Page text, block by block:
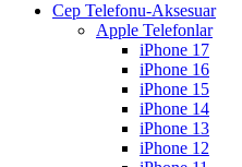
Cep Telefonu-Aksesuar
Apple Telefonlar
iPhone 17
iPhone 16
iPhone 15
iPhone 14
iPhone 13
iPhone 12